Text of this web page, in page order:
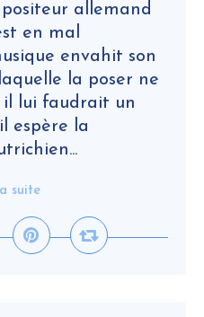
allemand
en mal
envahit son
la poser ne
il lui faudrait un
espère la
suite